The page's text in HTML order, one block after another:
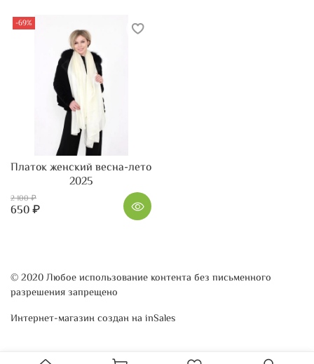
-69%
Платок женский весна-лето
2025
2 100 ₽
650 ₽
© 2020 Любое использование контента без письменного
разрешения запрещено
Интернет-магазин создан на inSales